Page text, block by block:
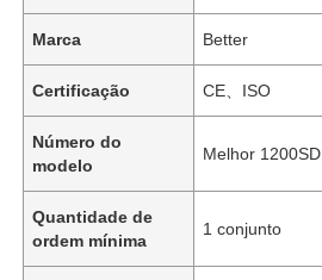
Marca Better
Certificação CE、ISO
Número do
modelo
Melhor 1200SD
Quantidade de
ordem mínima
1 conjunto